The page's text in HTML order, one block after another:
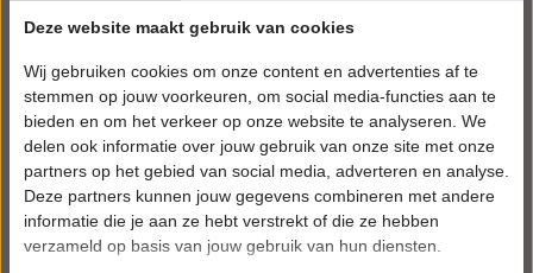
WOENSDAG 2 DECEMBER 2026 • 20:15 UUR
Deze website maakt gebruik van cookies
Wij gebruiken cookies om onze content en advertenties af te
stemmen op jouw voorkeuren, om social media-functies aan te
bieden en om het verkeer op onze website te analyseren. We
delen ook informatie over jouw gebruik van onze site met onze
partners op het gebied van social media, adverteren en analyse.
Deze partners kunnen jouw gegevens combineren met andere
informatie die je aan ze hebt verstrekt of die ze hebben
verzameld op basis van jouw gebruik van hun diensten.